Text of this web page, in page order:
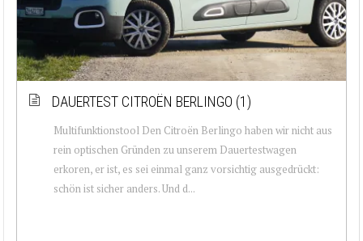
DAUERTEST CITROËN BERLINGO (1)
Multifunktionstool Den Citroën Berlingo haben wir nicht aus
rein optischen Gründen zu unserem Dauertestwagen
erkoren, er ist, es sei einmal ganz vorsichtig ausgedrückt:
schön ist sicher anders. Und d...